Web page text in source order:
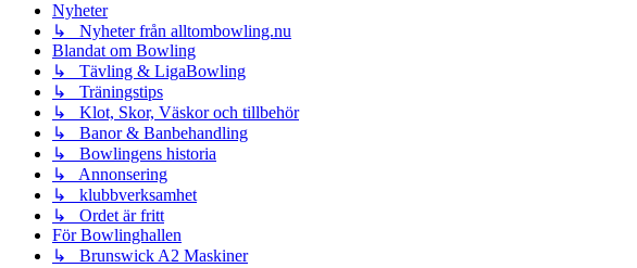
Nyheter
↳ Nyheter från alltombowling.nu
Blandat om Bowling
↳ Tävling & LigaBowling
↳ Träningstips
↳ Klot, Skor, Väskor och tillbehör
↳ Banor & Banbehandling
↳ Bowlingens historia
↳ Annonsering
↳ klubbverksamhet
↳ Ordet är fritt
För Bowlinghallen
↳ Brunswick A2 Maskiner